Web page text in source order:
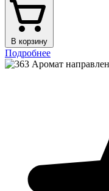
В корзину
Подробнее